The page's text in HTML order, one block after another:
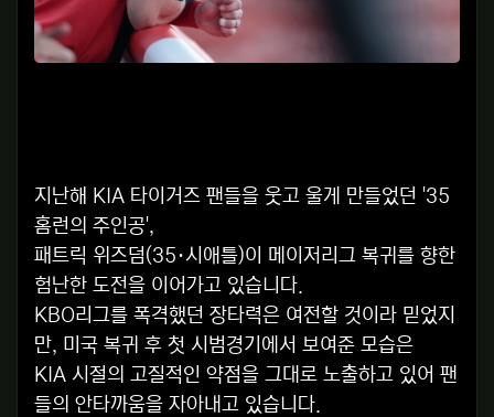
지난해 KIA 타이거즈 팬들을 웃고 울게 만들었던 '35
홈런의 주인공',
패트릭 위즈덤(35·시애틀)이 메이저리그 복귀를 향한
험난한 도전을 이어가고 있습니다.
KBO리그를 폭격했던 장타력은 여전할 것이라 믿었지
만, 미국 복귀 후 첫 시범경기에서 보여준 모습은
KIA 시절의 고질적인 약점을 그대로 노출하고 있어 팬
들의 안타까움을 자아내고 있습니다.